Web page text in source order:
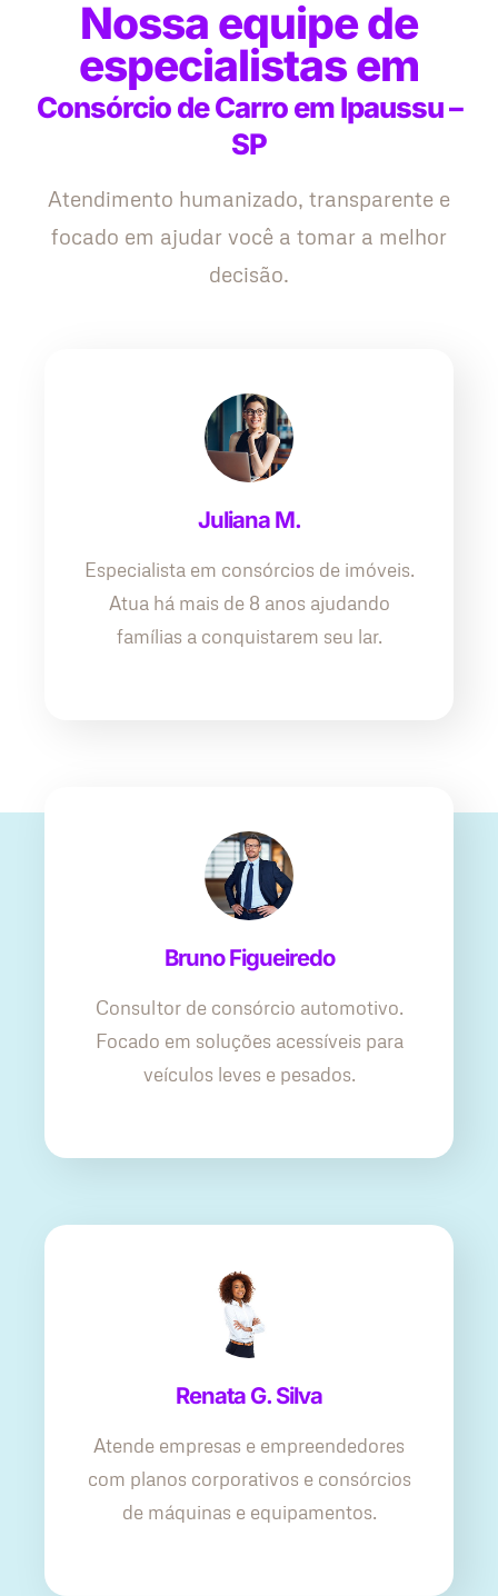
Nossa equipe de
especialistas em
Consórcio de Carro em Ipaussu –
SP
Atendimento humanizado, transparente e
focado em ajudar você a tomar a melhor
decisão.
Juliana M.
Especialista em consórcios de imóveis.
Atua há mais de 8 anos ajudando
famílias a conquistarem seu lar.
Bruno Figueiredo
Consultor de consórcio automotivo.
Focado em soluções acessíveis para
veículos leves e pesados.
Renata G. Silva
Atende empresas e empreendedores
com planos corporativos e consórcios
de máquinas e equipamentos.